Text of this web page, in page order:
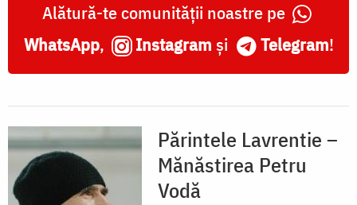
Alătură-te comunității noastre pe
WhatsApp, Instagram și Telegram!
Părintele Lavrentie –
Mănăstirea Petru
Vodă